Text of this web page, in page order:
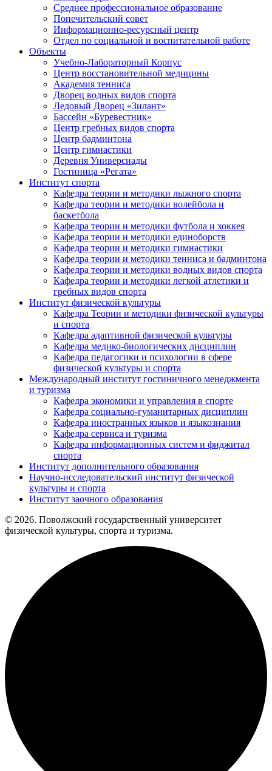
Среднее профессиональное образование
Попечительский совет
Информационно-ресурсный центр
Отдел по социальной и воспитательной работе
Объекты
Учебно-Лабораторный Корпус
Центр восстановительной медицины
Академия тенниса
Дворец водных видов спорта
Ледовый Дворец «Зилант»
Бассейн «Буревестник»
Центр гребных видов спорта
Центр бадминтона
Центр гимнастики
Деревня Универсиады
Гостиница «Регата»
Институт спорта
Кафедра теории и методики лыжного спорта
Кафедра теории и методики волейбола и
баскетбола
Кафедра теории и методики футбола и хоккея
Кафедра теории и методики единоборств
Кафедра теории и методики гимнастики
Кафедра теории и методики тенниса и бадминтона
Кафедра теории и методики водных видов спорта
Кафедра теории и методики легкой атлетики и
гребных видов спорта
Институт физической культуры
Кафедра Теории и методики физической культуры
и спорта
Кафедра адаптивной физической культуры
Кафедра медико-биологических дисциплин
Кафедра педагогики и психологии в сфере
физической культуры и спорта
Международный институт гостиничного менеджмента
и туризма
Кафедра экономики и управления в спорте
Кафедра социально-гуманитарных дисциплин
Кафедра иностранных языков и языкознания
Кафедра сервиса и туризма
Кафедра информационных систем и фиджитал
спорта
Институт дополнительного образования
Научно-исследовательский институт физической
культуры и спорта
Институт заочного образования
© 2026. Поволжский государственный университет
физической культуры, спорта и туризма.